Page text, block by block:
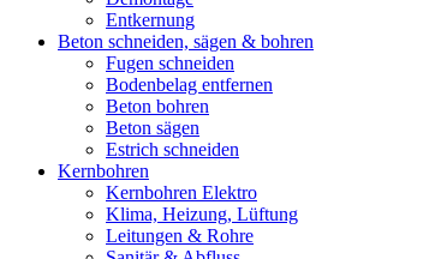
Entkernung
Beton schneiden, sägen & bohren
Fugen schneiden
Bodenbelag entfernen
Beton bohren
Beton sägen
Estrich schneiden
Kernbohren
Kernbohren Elektro
Klima, Heizung, Lüftung
Leitungen & Rohre